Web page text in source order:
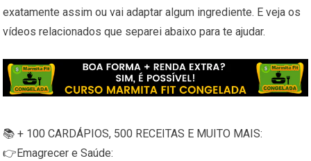
exatamente assim ou vai adaptar algum ingrediente. E veja os
vídeos relacionados que separei abaixo para te ajudar.
📚 + 100 CARDÁPIOS, 500 RECEITAS E MUITO MAIS:
👉Emagrecer e Saúde: